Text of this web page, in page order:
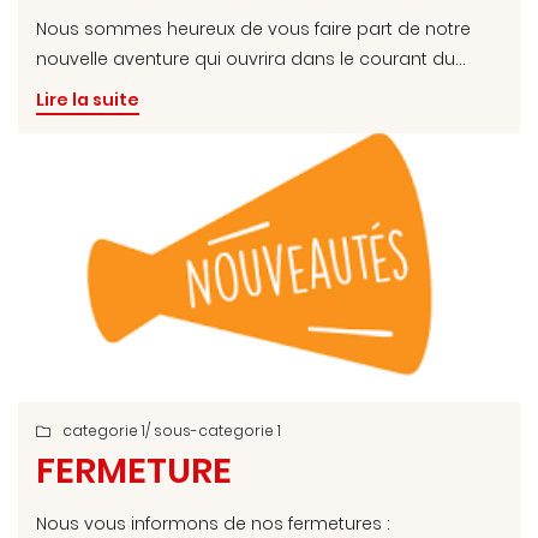
Nous sommes heureux de vous faire part de notre
nouvelle aventure qui ouvrira dans le courant du
mois de Mars 2026, sur le parking du Netto de
Breuillet.
- Un distributeur automatique disponible 7j sur 7 -
24h/24h - en click & collect depuis l'application ou
directement au distributeur -
Vous y retrouverez des plats préparer par nos soins,
en barquette individuelle, de nos plats déjà testé et
approuvé par nos clients mais également des
nouveautés.
Nous espérons que la curiosité piquera vos papilles.
L'équipe De l'aile à la cuisse
Lire la suite
 categorie 1/ sous-categorie 1
FERMETURE
Nous vous informons de nos fermetures :